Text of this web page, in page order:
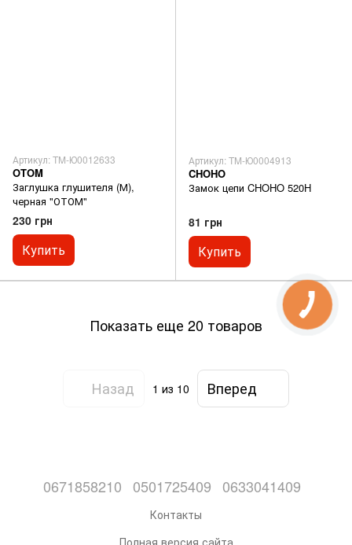
Артикул: TM-Ю0012633
OTOM
Заглушка глушителя (М),
черная "ОТОМ"
230 грн
Купить
Артикул: TM-Ю0004913
CHOHO
Замок цепи CHOHO 520H
81 грн
Купить
Показать еще 20 товаров
Назад 1 из 10 Вперед
0671858210 0501725409 0633041409
Контакты
Полная версия сайта